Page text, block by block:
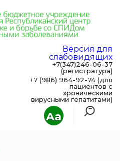
Aa
Версия для
слабовидящих
+7(347)246-06-37
(регистратура)
+7 (986) 964-92-74 (для
пациентов с
хроническими
вирусными гепатитами)